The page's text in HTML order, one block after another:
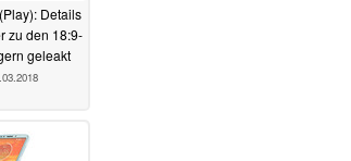
Details
zu den 18:9-
geleakt